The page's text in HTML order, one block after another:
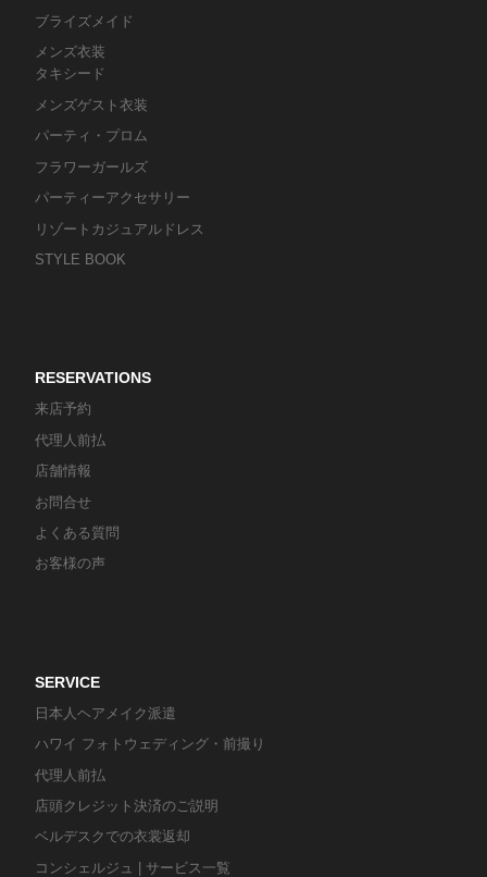
ブライズメイド
メンズ衣装
タキシード
メンズゲスト衣装
パーティ・プロム
フラワーガールズ
パーティーアクセサリー
リゾートカジュアルドレス
STYLE BOOK
RESERVATIONS
来店予約
代理人前払
店舗情報
お問合せ
よくある質問
お客様の声
SERVICE
日本人ヘアメイク派遣
ハワイ フォトウェディング・前撮り
代理人前払
店頭クレジット決済のご説明
ベルデスクでの衣裳返却
コンシェルジュ | サービス一覧